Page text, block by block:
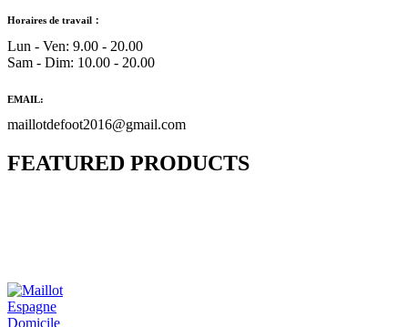
Horaires de travail：
Lun - Ven: 9.00 - 20.00
Sam - Dim: 10.00 - 20.00
EMAIL:
maillotdefoot2016@gmail.com
FEATURED PRODUCTS